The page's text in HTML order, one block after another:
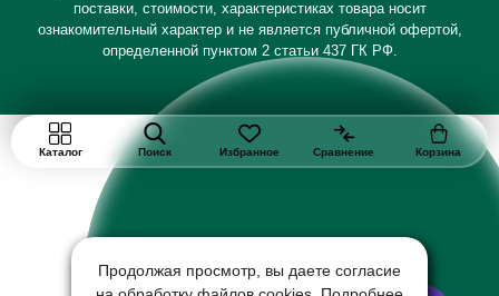
поставки, стоимости, характеристиках товара носит
ознакомительный характер и не является публичной офертой,
определенной пунктом 2 статьи 437 ГК РФ.
Каталог Поиск Избранное Сравнение Корзина
Продолжая просмотр, вы даете согласие